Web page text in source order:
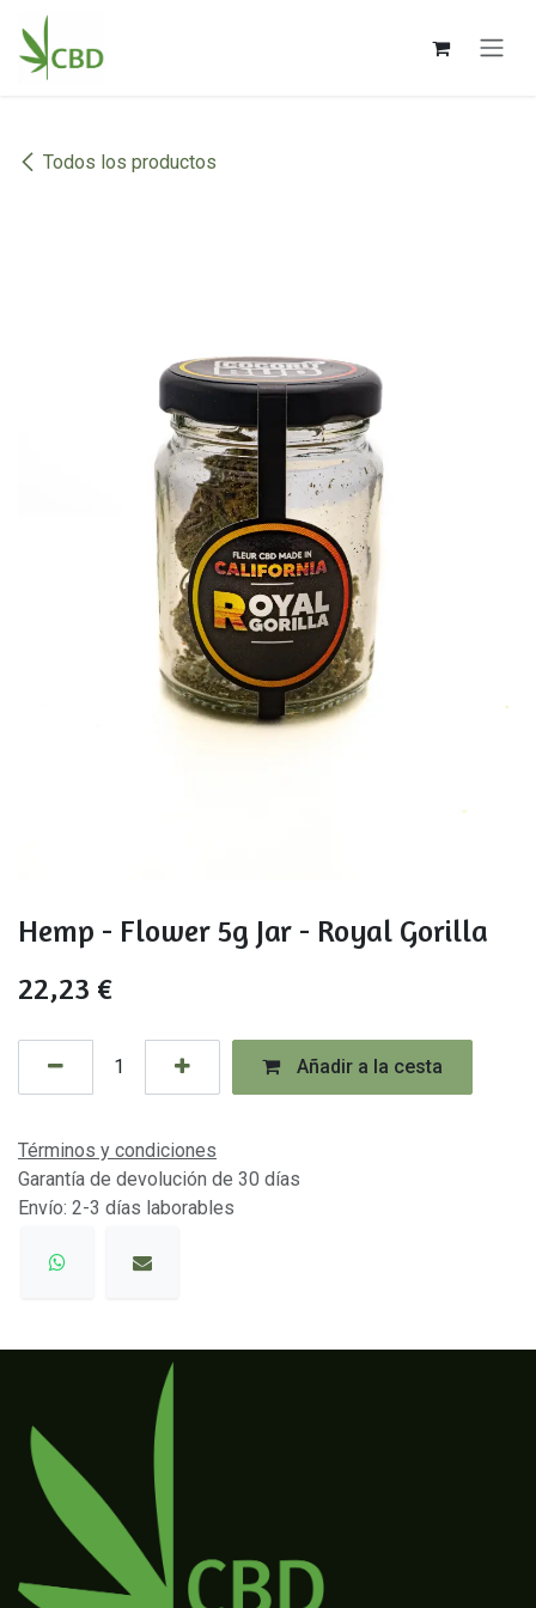
Ir al contenido
Todos los productos
Hemp - Flower 5g Jar - Royal Gorilla
22,23 €
Añadir a la cesta
Términos y condiciones
Garantía de devolución de 30 días
Envío: 2-3 días laborables